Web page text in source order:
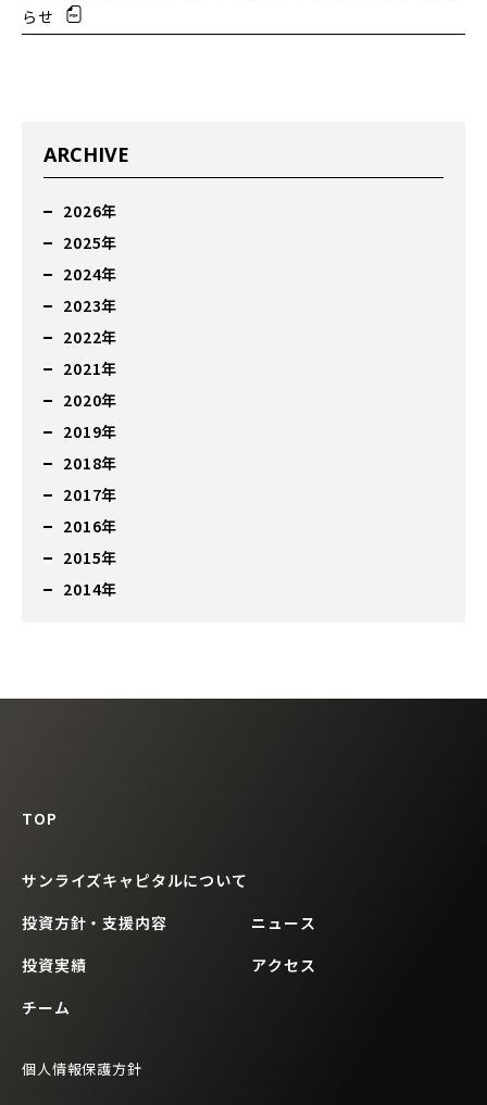
らせ
ARCHIVE
2026年
2025年
2024年
2023年
2022年
2021年
2020年
2019年
2018年
2017年
2016年
2015年
2014年
TOP
サンライズキャピタルについて
投資方針・支援内容
投資実績
チーム
ニュース
アクセス
個人情報保護方針